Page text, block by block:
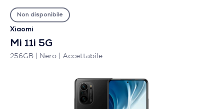
Xiaomi
Mi 11i 5G
256GB | Nero | Accettabile
Non disponibile